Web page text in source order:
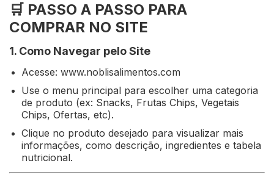
🛒 PASSO A PASSO PARA
COMPRAR NO SITE
1. Como Navegar pelo Site
Acesse: www.noblisalimentos.com
Use o menu principal para escolher uma categoria
de produto (ex: Snacks, Frutas Chips, Vegetais
Chips, Ofertas, etc).
Clique no produto desejado para visualizar mais
informações, como descrição, ingredientes e tabela
nutricional.